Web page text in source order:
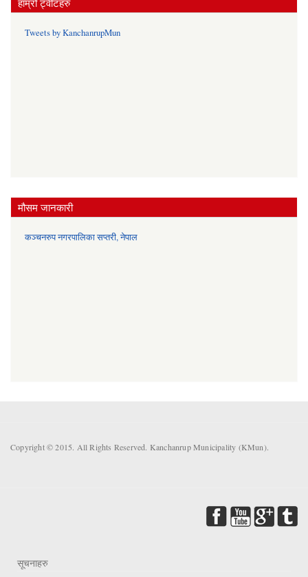
Tweets by KanchanrupMun
मौसम जानकारी
कञ्चनरुप नगरपालिका सप्तरी, नेपाल
Copyright © 2015. All Rights Reserved. Kanchanrup Municipality (KMun).
सूचनाहरु